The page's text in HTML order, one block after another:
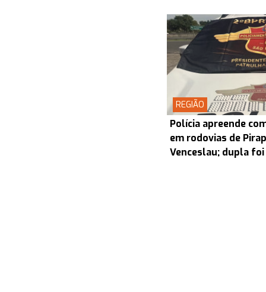
REGIÃO
Polícia apreende
em rodovias de
Venceslau; dupla